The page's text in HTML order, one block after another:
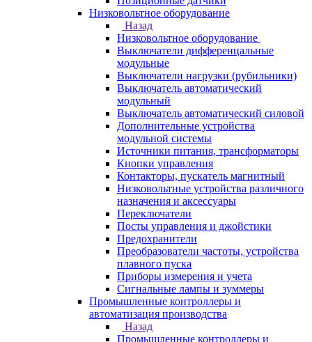
Низковольтное оборудование
Назад
Низковольтное оборудование
Выключатели дифференцальные
модульные
Выключатели нагрузки (рубильники)
Выключатель автоматический
модульный
Выключатель автоматический силовой
Дополнительные устройства
модульной системы
Источники питания, трансформаторы
Кнопки управления
Контакторы, пускатель магнитный
Низковольтные устройства различного
назначения и аксессуары
Переключатели
Посты управления и джойстики
Предохранители
Преобразователи частоты, устройства
плавного пуска
Приборы измерения и учета
Сигнальные лампы и зуммеры
Промышленные контроллеры и
автоматизация производства
Назад
Промышленные контроллеры и